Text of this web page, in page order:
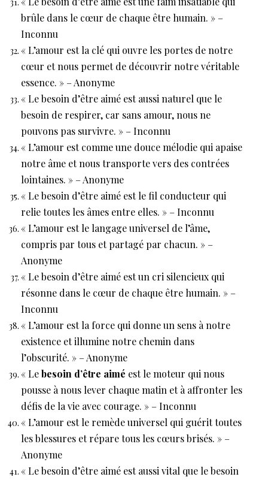
brûle dans le cœur de chaque être humain. » –
Inconnu
« L’amour est la clé qui ouvre les portes de notre
cœur et nous permet de découvrir notre véritable
essence. » – Anonyme
« Le besoin d’être aimé est aussi naturel que le
besoin de respirer, car sans amour, nous ne
pouvons pas survivre. » – Inconnu
« L’amour est comme une douce mélodie qui apaise
notre âme et nous transporte vers des contrées
lointaines. » – Anonyme
« Le besoin d’être aimé est le fil conducteur qui
relie toutes les âmes entre elles. » – Inconnu
« L’amour est le langage universel de l’âme,
compris par tous et partagé par chacun. » –
Anonyme
« Le besoin d’être aimé est un cri silencieux qui
résonne dans le cœur de chaque être humain. » –
Inconnu
« L’amour est la force qui donne un sens à notre
existence et illumine notre chemin dans
l’obscurité. » – Anonyme
« Lebesoin d’être aimé est le moteur qui nous
pousse à nous lever chaque matin et à affronter les
défis de la vie avec courage. » – Inconnu
« L’amour est le remède universel qui guérit toutes
les blessures et répare tous les cœurs brisés. » –
Anonyme
« Le besoin d’être aimé est aussi vital que le besoin